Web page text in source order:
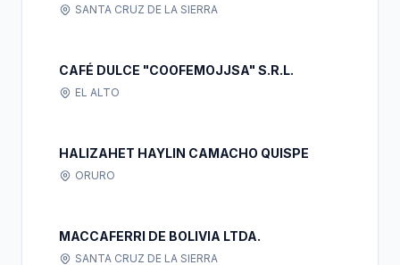
SANTA CRUZ DE LA SIERRA
CAFÉ DULCE "COOFEMOJJSA" S.R.L.
EL ALTO
HALIZAHET HAYLIN CAMACHO QUISPE
ORURO
MACCAFERRI DE BOLIVIA LTDA.
SANTA CRUZ DE LA SIERRA